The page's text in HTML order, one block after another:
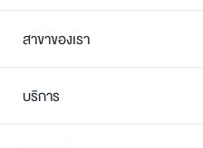
สาขาของเรา
บริการ